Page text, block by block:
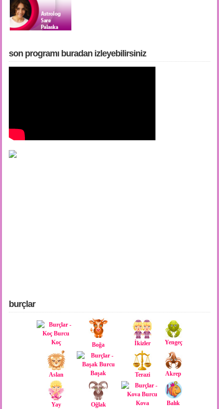
son programı buradan i̇zleyebilirsiniz
burçlar
Koç Boğa İkizler Yengeç
Aslan Başak Terazi Akrep
Yay Oğlak Kova Balık